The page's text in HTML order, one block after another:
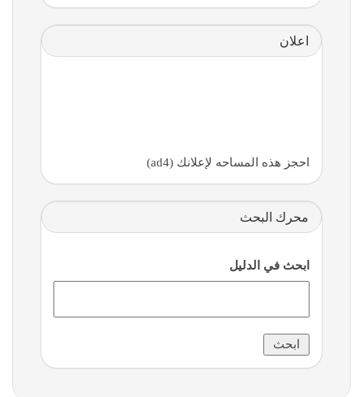
اعلان
احجز هذه المساحه لإعلانك (ad4)
محرك البحث
ابحث في الدليل